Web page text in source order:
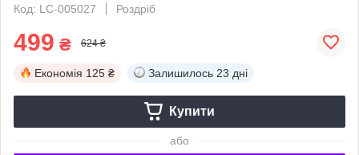
Код: LC-005027
Роздріб
499 ₴ 624 ₴
Економія 125 ₴ Залишилось 23 дні
Купити
або